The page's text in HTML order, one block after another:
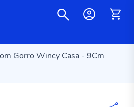
Gorro Wincy Casa - 9Cm